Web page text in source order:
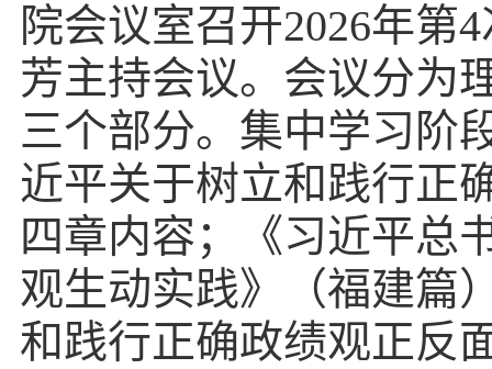
院会议室召开2026年第4
芳主持会议。 会议分为
三个部分。集中学习阶
近平关于树立和践行正
四章内容；《习近平总
观生动实践》（福建篇
和践行正确政绩观正反